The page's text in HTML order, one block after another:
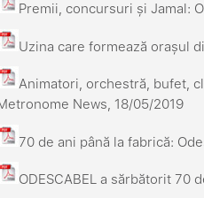
Premii, concursuri și Jamal:
Uzina care formează orașul
Animatori, orchestră, bufet,
News, 18/05/2019
70 de ani până la fabrică:
ODESCABEL a sărbătorit 70